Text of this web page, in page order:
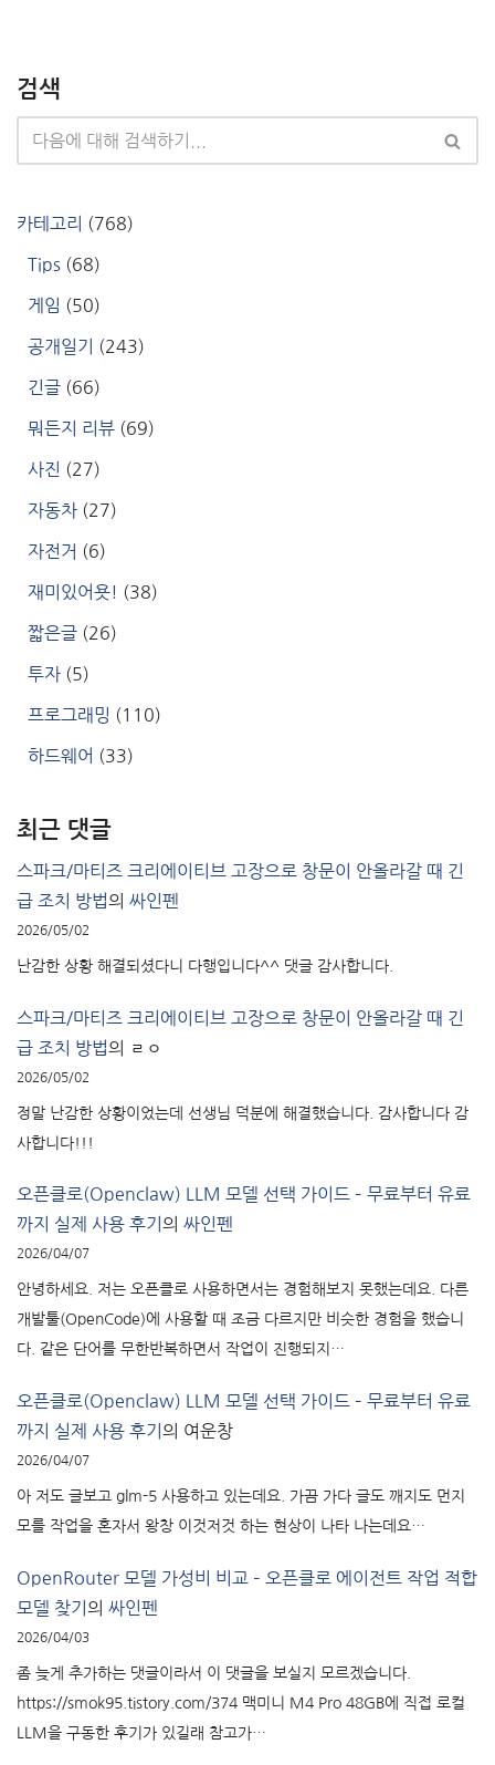
검색
카테고리 (768)
Tips (68)
게임 (50)
공개일기 (243)
긴글 (66)
뭐든지 리뷰 (69)
사진 (27)
자동차 (27)
자전거 (6)
재미있어욧! (38)
짧은글 (26)
투자 (5)
프로그래밍 (110)
하드웨어 (33)
최근 댓글
스파크/마티즈 크리에이티브 고장으로 창문이 안올라갈 때 긴
급 조치 방법의 싸인펜
2026/05/02
난감한 상황 해결되셨다니 다행입니다^^ 댓글 감사합니다.
스파크/마티즈 크리에이티브 고장으로 창문이 안올라갈 때 긴
급 조치 방법의 ㄹㅇ
2026/05/02
정말 난감한 상황이었는데 선생님 덕분에 해결했습니다. 감사합니다 감
사합니다!!!
오픈클로(Openclaw) LLM 모델 선택 가이드 – 무료부터 유료
까지 실제 사용 후기 의 싸인펜
2026/04/07
안녕하세요. 저는 오픈클로 사용하면서는 경험해보지 못했는데요. 다른
개발툴(OpenCode)에 사용할 때 조금 다르지만 비슷한 경험을 했습니
다. 같은 단어를 무한반복하면서 작업이 진행되지…
오픈클로(Openclaw) LLM 모델 선택 가이드 – 무료부터 유료
까지 실제 사용 후기 의 여운창
2026/04/07
아 저도 글보고 glm-5 사용하고 있는데요. 가끔 가다 글도 깨지도 먼지
모를 작업을 혼자서 왕창 이것저것 하는 현상이 나타 나는데요…
OpenRouter 모델 가성비 비교 – 오픈클로 에이전트 작업 적합
모델 찾기 의 싸인펜
2026/04/03
좀 늦게 추가하는 댓글이라서 이 댓글을 보실지 모르겠습니다.
https://smok95.tistory.com/374 맥미니 M4 Pro 48GB에 직접 로컬
LLM을 구동한 후기가 있길래 참고가…